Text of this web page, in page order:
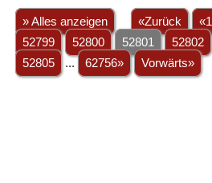
» Alles anzeigen «Zurück «1
52799
52800 52801 52802
52805
... 62756» Vorwärts»